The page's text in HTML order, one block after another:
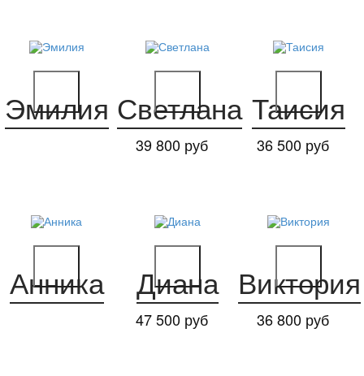
Эмилия
39 800 руб
Светлана
36 500 руб
Таисия
Анника
47 500 руб
Диана
36 800 руб
Виктория